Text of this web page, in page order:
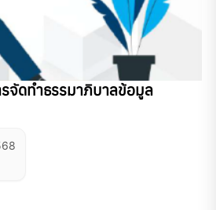
จัดทำธรรมาภิบาลข้อมูล